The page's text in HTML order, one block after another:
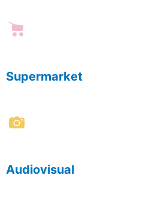
Supermarket
Audiovisual